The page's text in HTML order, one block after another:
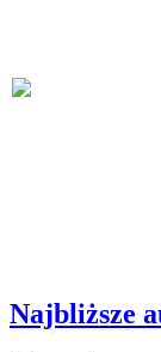
Najbliższe